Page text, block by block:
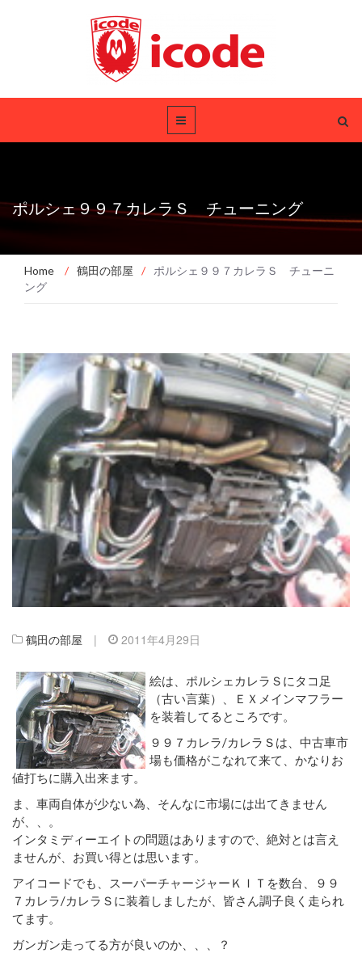
ポルシェ９９７カレラＳ チューニング
Home / 鶴田の部屋 /
ポルシェ９９７カレラＳ チューニ
ング
鶴田の部屋 | 2011年4月29日
絵は、ポルシェカレラＳにタコ足
（古い言葉）、ＥＸメインマフラー
を装着してるところです。
９９７カレラ/カレラＳは、中古車市
場も価格がこなれて来て、かなりお
値打ちに購入出来ます。
ま、車両自体が少ない為、そんなに市場には出てきません
が、、。
インタミディーエイトの問題はありますので、絶対とは言え
ませんが、お買い得とは思います。
アイコードでも、スーパーチャージャーＫＩＴを数台、９９
７カレラ/カレラＳに装着しましたが、皆さん調子良く走られ
てます。
ガンガン走ってる方が良いのか、、、？